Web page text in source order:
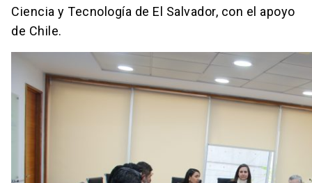
Ciencia y Tecnología de El Salvador, con el apoyo
de Chile.